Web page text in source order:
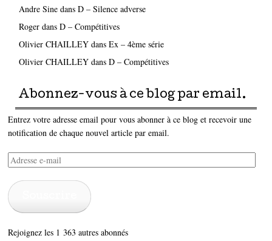
Andre Sinedans D – Silence adverse
Rogerdans D – Compétitives
Olivier CHAILLEYdans Ex – 4ème série
Olivier CHAILLEYdans D – Compétitives
Abonnez-vous à ce blog par email.
Entrez votre adresse email pour vous abonner à ce blog et recevoir une
notification de chaque nouvel article par email.
Adresse
e-
mail
Rejoignez les 1 363 autres abonnés